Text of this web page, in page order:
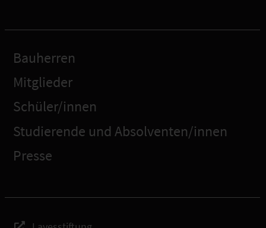
Bauherren
Mitglieder
Schüler/innen
Studierende und Absolventen/innen
Presse